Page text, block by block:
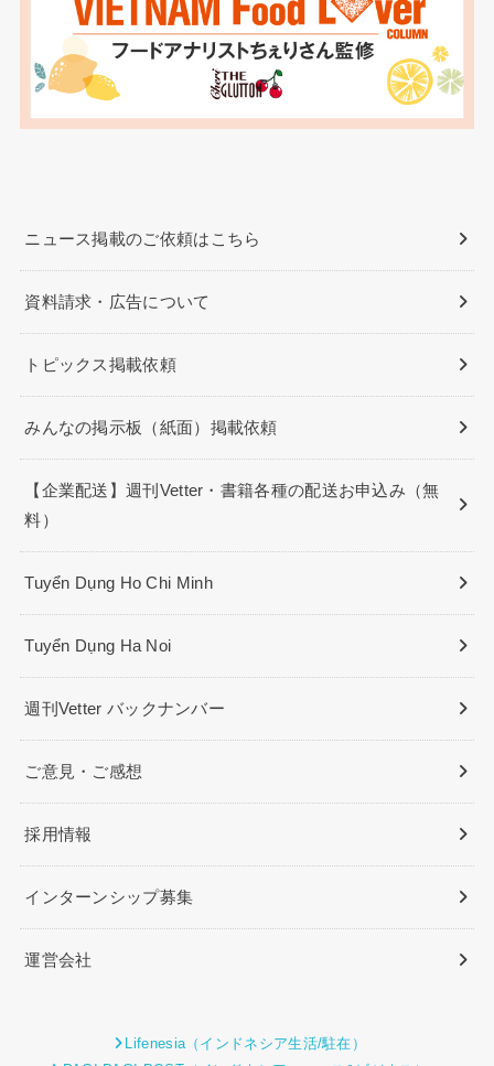
ニュース掲載のご依頼はこちら
資料請求・広告について
トピックス掲載依頼
みんなの掲示板（紙面）掲載依頼
【企業配送】週刊Vetter・書籍各種の配送お申込み（無
料）
Tuyển Dụng Ho Chi Minh
Tuyển Dụng Ha Noi
週刊Vetter バックナンバー
ご意見・ご感想
採用情報
インターンシップ募集
運営会社
Lifenesia（インドネシア生活/駐在）